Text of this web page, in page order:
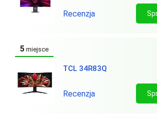
Recenzja
5 miejsce
TCL 34R83Q
Recenzja